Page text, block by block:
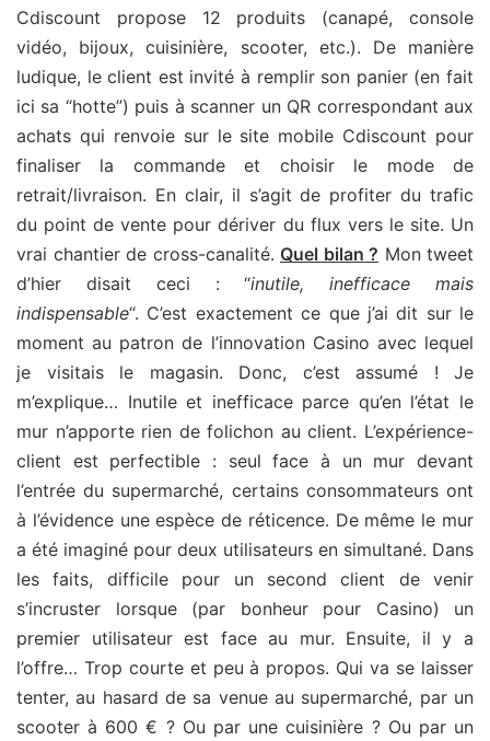
Cdiscount propose 12 produits (canapé, console
vidéo, bijoux, cuisinière, scooter, etc.). De manière
ludique, le client est invité à remplir son panier (en fait
ici sa “hotte”) puis à scanner un QR correspondant aux
achats qui renvoie sur le site mobile Cdiscount pour
finaliser la commande et choisir le mode de
retrait/livraison. En clair, il s’agit de profiter du trafic
du point de vente pour dériver du flux vers le site. Un
vrai chantier de cross-canalité. Quel bilan ? Mon tweet
d’hier disait ceci : “inutile, inefficace mais
indispensable“. C’est exactement ce que j’ai dit sur le
moment au patron de l’innovation Casino avec lequel
je visitais le magasin. Donc, c’est assumé ! Je
m’explique… Inutile et inefficace parce qu’en l’état le
mur n’apporte rien de folichon au client. L’expérience-
client est perfectible : seul face à un mur devant
l’entrée du supermarché, certains consommateurs ont
à l’évidence une espèce de réticence. De même le mur
a été imaginé pour deux utilisateurs en simultané. Dans
les faits, difficile pour un second client de venir
s’incruster lorsque (par bonheur pour Casino) un
premier utilisateur est face au mur. Ensuite, il y a
l’offre… Trop courte et peu à propos. Qui va se laisser
tenter, au hasard de sa venue au supermarché, par un
scooter à 600 € ? Ou par une cuisinière ? Ou par un